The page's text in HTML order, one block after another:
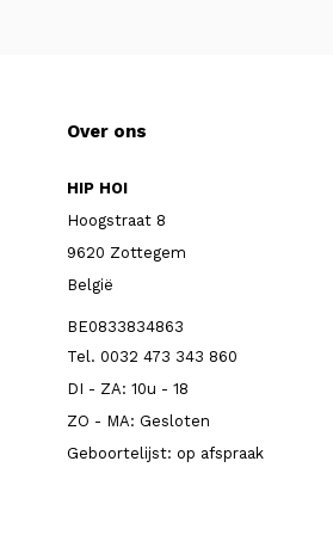
Over ons
HIP HOI
Hoogstraat 8
9620 Zottegem
België
BE0833834863
Tel. 0032 473 343 860
DI - ZA: 10u - 18
ZO - MA: Gesloten
Geboortelijst: op afspraak